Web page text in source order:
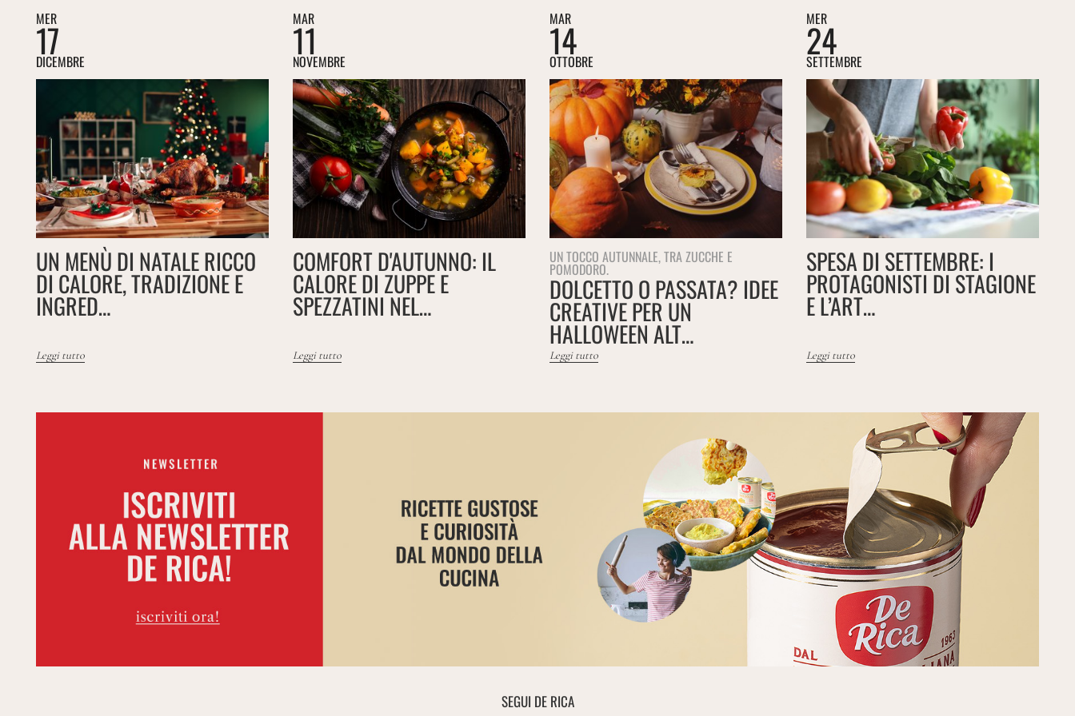
MER
17
DICEMBRE
UN MENÙ DI NATALE RICCO
DI CALORE, TRADIZIONE E
INGRED…
Leggi tutto
MAR
11
NOVEMBRE
COMFORT D'AUTUNNO: IL
CALORE DI ZUPPE E
SPEZZATINI NEL…
Leggi tutto
MAR
14
OTTOBRE
UN TOCCO AUTUNNALE, TRA ZUCCHE E
POMODORO.
DOLCETTO O PASSATA? IDEE
CREATIVE PER UN
HALLOWEEN ALT…
Leggi tutto
MER
24
SETTEMBRE
SPESA DI SETTEMBRE: I
PROTAGONISTI DI STAGIONE
E L’ART…
Leggi tutto
SEGUI DE RICA